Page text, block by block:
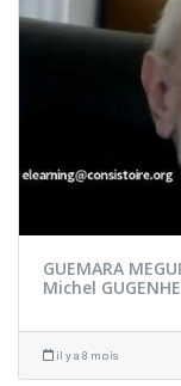
GUEMARA
Michel
il y a 8 mois